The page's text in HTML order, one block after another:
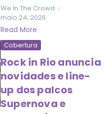
We In The Crowd
maio 24, 2026
Read More
Cobertura
Rock in Rio anuncia
novidades e line-
up dos palcos
Supernova e